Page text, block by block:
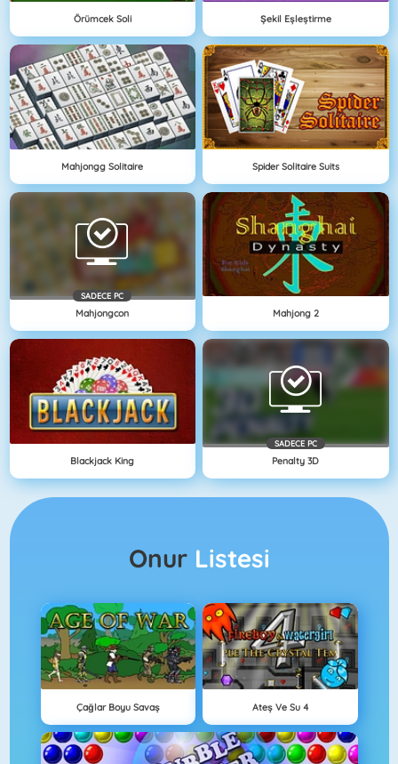
Örümcek Soli Şekil Eşleştirme
Mahjongg Solitaire Spider Solitaire Suits
SADECE PC
Mahjongcon Mahjong 2
Blackjack King
SADECE PC
Penalty 3D
Onur Listesi
Çağlar Boyu Savaş Ateş Ve Su 4